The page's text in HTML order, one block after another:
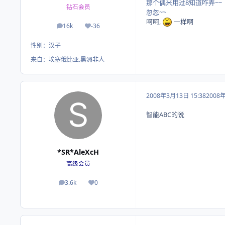
钻石会员
16k
帖子 -36
荣誉积分
性别： 汉子
来自： 埃塞俄比亚.黑洲非人
那个偶米用过8知道咋弄~~
忽忽~~
呵呵,
一样啊
*SR*AleXcH
高级会员
3.6k
帖子 0
荣誉积分
2008年3月13日 15:382008
智能ABC的说